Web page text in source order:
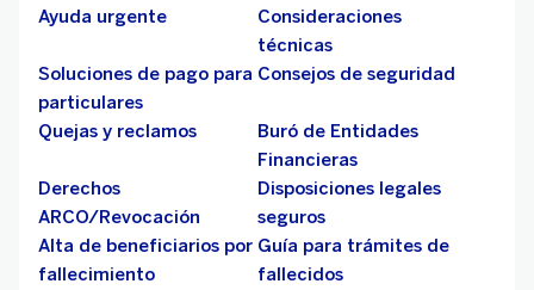
Ayuda urgente
Consideraciones
técnicas
Soluciones de pago para
particulares
Consejos de seguridad
Quejas y reclamos
Buró de Entidades
Financieras
Derechos
ARCO/Revocación
Disposiciones legales
seguros
Alta de beneficiarios por
fallecimiento
Guía para trámites de
fallecidos